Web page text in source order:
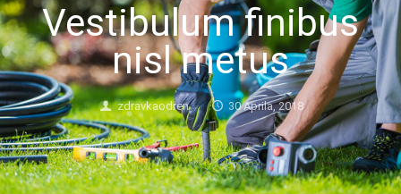
Vestibulum finibus
nisl metus
zdravkaodren 30 Aprila, 2018